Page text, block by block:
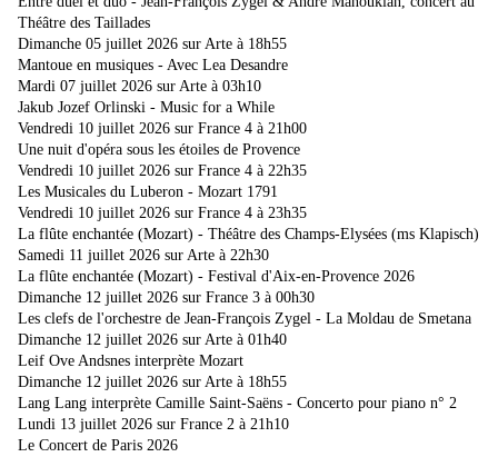
Théâtre des Taillades
Dimanche 05 juillet 2026 sur Arte à 18h55
Mantoue en musiques - Avec Lea Desandre
Mardi 07 juillet 2026 sur Arte à 03h10
Jakub Jozef Orlinski - Music for a While
Vendredi 10 juillet 2026 sur France 4 à 21h00
Une nuit d'opéra sous les étoiles de Provence
Vendredi 10 juillet 2026 sur France 4 à 22h35
Les Musicales du Luberon - Mozart 1791
Vendredi 10 juillet 2026 sur France 4 à 23h35
La flûte enchantée (Mozart) - Théâtre des Champs-Elysées (ms Klapisch)
Samedi 11 juillet 2026 sur Arte à 22h30
La flûte enchantée (Mozart) - Festival d'Aix-en-Provence 2026
Dimanche 12 juillet 2026 sur France 3 à 00h30
Les clefs de l'orchestre de Jean-François Zygel - La Moldau de Smetana
Dimanche 12 juillet 2026 sur Arte à 01h40
Leif Ove Andsnes interprète Mozart
Dimanche 12 juillet 2026 sur Arte à 18h55
Lang Lang interprète Camille Saint-Saëns - Concerto pour piano n° 2
Lundi 13 juillet 2026 sur France 2 à 21h10
Le Concert de Paris 2026